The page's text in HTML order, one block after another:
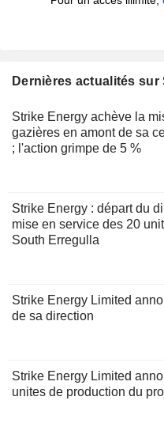
Dernières actualités sur
Strike Energy achève la
gazières en amont de sa
; l'action grimpe de 5 %
Strike Energy : départ du
mise en service des 20
South Erregulla
Strike Energy Limited
de sa direction
Strike Energy Limited
unites de production du